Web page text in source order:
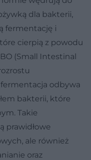
dla bakterii,
fermentację i
cierpią z powodu
(Small Intestinal
odbywa
bakterii, które
Takie
prawidłowe
ale również
oraz